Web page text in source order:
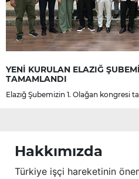
YENİ KURULAN ELAZIĞ
TAMAMLANDI
Elazığ Şubemizin 1. Olağan kongresi
Hakkımızda
Türkiye işçi hareketinin